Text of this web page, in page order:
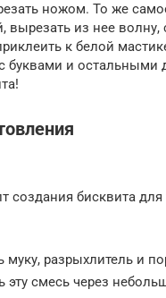
ножом. То же
вырезать из нее волну,
к белой
буквами и остальными
создания бисквита для
муку, разрыхлитель и
эту смесь через